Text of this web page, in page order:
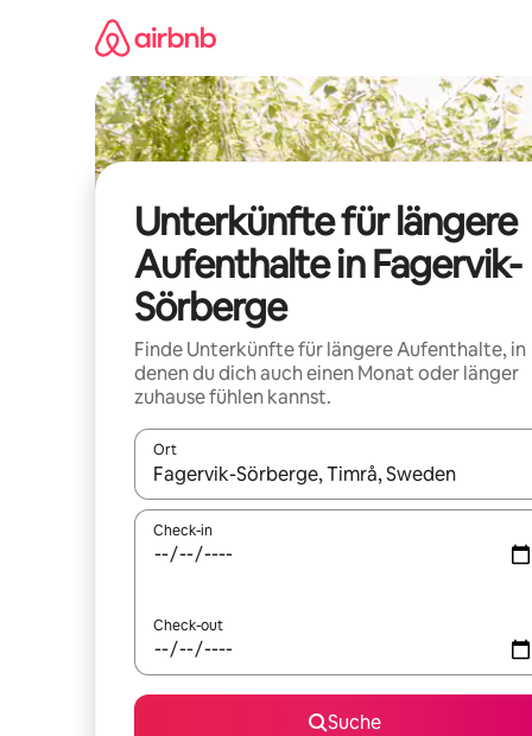
Unterkünfte für längere
Aufenthalte in Fagervik-
Sörberge
Finde Unterkünfte für längere Aufenthalte, in
denen du dich auch einen Monat oder länger
zuhause fühlen kannst.
Ort
Wenn Ergebnisse verfügbar sind, navigiere mit
Check-in
Check-out
Suche